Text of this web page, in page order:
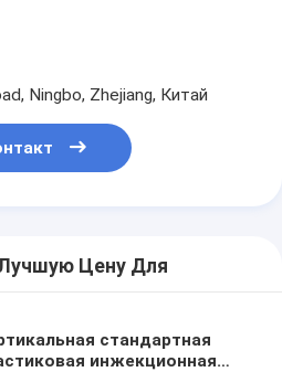
Ningbo, Zhejiang, Китай
Цену Для
стандартная
инжекционная